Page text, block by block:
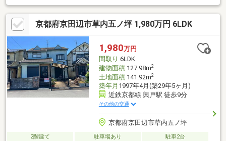
京都府京田辺市草内五ノ坪 1,980万円 6LDK
1,980万円
間取り 6LDK
建物面積127.98m2
土地面積141.92m2
築年月 1997年4月(築29年5ヶ月)
近鉄京都線 興戸駅 徒歩9分
その他の交通
京都府京田辺市草内五ノ坪
2階建て 駐車場あり
駐車2台